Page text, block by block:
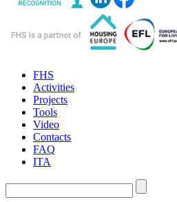
FHS
Activities
Projects
Tools
Video
Contacts
FAQ
ITA